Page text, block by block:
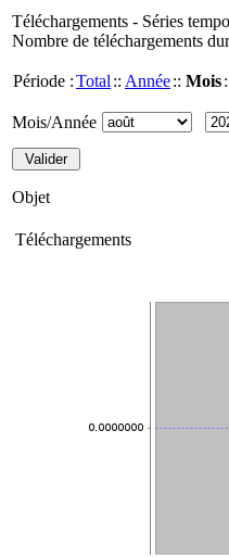
Téléchargements - Séries
Nombre de téléchargements
Période :Total :: Année:: Mois
Mois/Année
Objet
Téléchargements